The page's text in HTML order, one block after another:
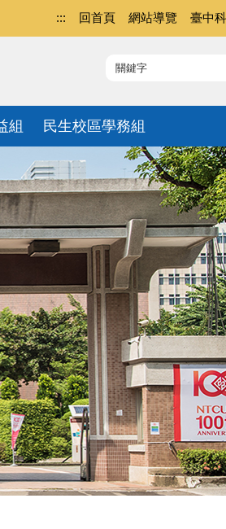
組 民生校區學務組
::: 回首頁 網站導覽 臺中